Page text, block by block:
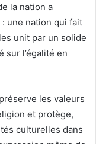
la nation a
une nation qui fait
unit par un solide
sur l’égalité en
les valeurs
et protège,
culturelles dans